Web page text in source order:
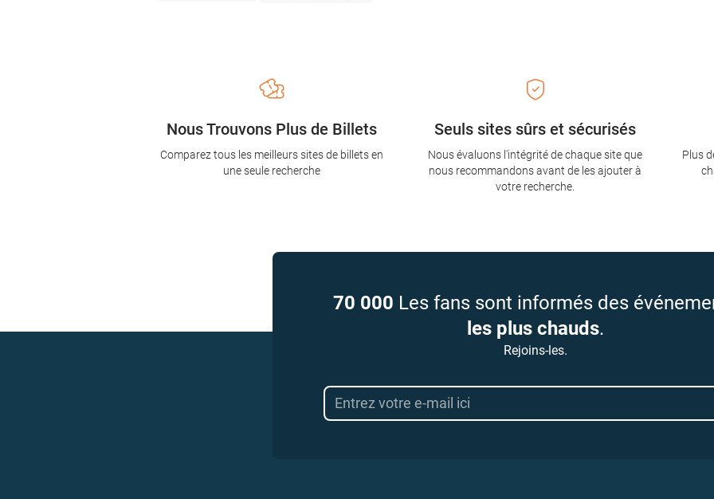
Seuls sites sûrs et sécurisés
Nous évaluons l'intégrité de chaque site que
nous recommandons avant de les ajouter à
votre recherche.
Nous Trouvons Plus de Billets
Comparez tous les meilleurs sites de billets en
une seule recherche
Plus
70 000 Les fans sont informés des
les plus chauds.
Rejoins-les.